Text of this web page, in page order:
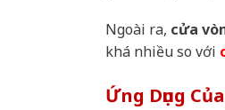
Ngoài ra, cửa
khá nhiều so với
Ứng Dụng